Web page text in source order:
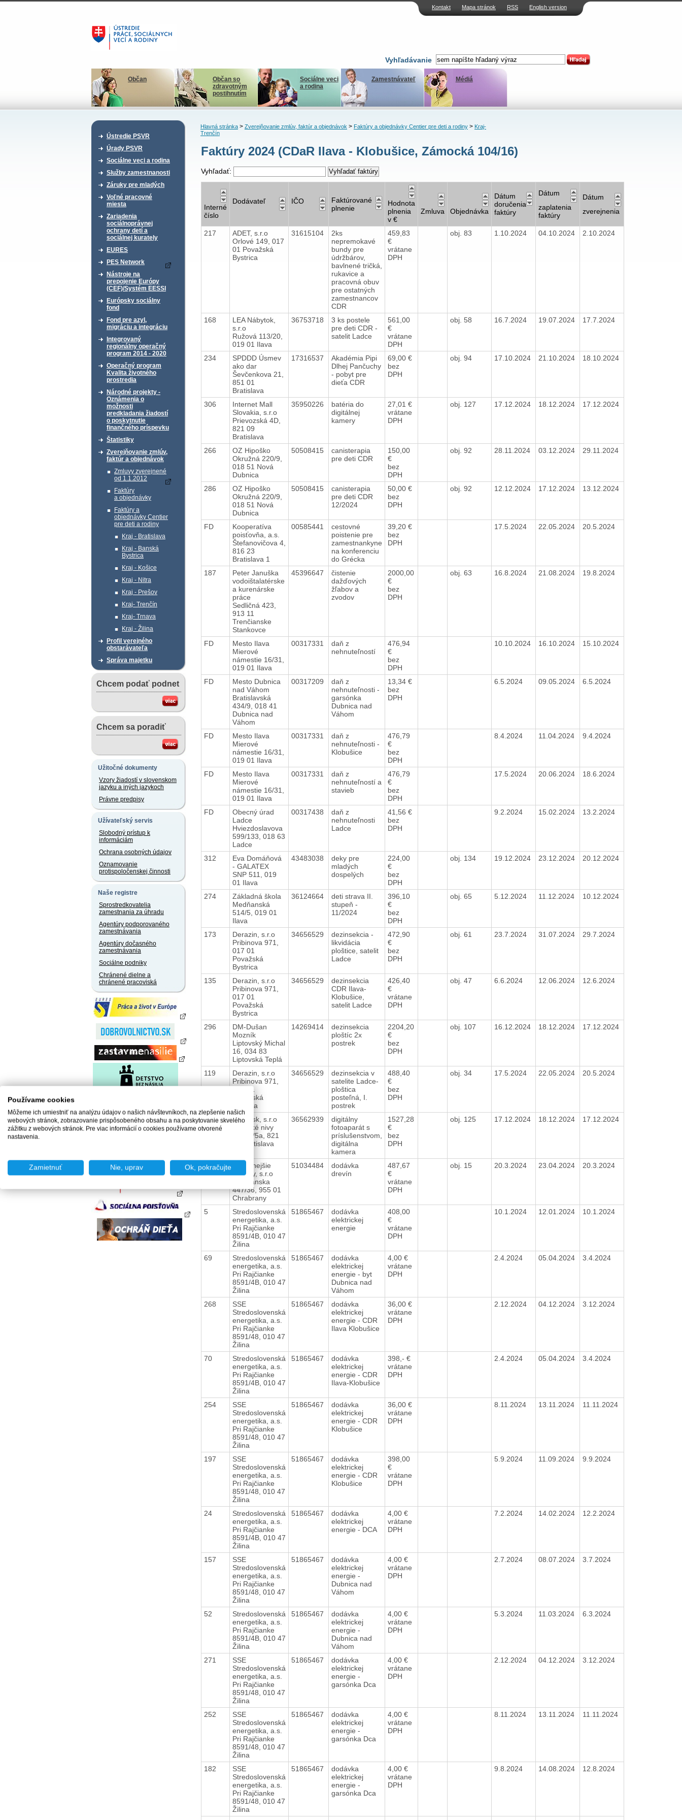
Kontakt Mapa stránok RSS English version
Vyhľadávanie
Občan
Občan so
zdravotným
postihnutím
Sociálne veci
a rodina
Zamestnávateľ Médiá
Ústredie PSVR
Úrady PSVR
Sociálne veci a rodina
Služby zamestnanosti
Záruky pre mladých
Voľné pracovné
miesta
Zariadenia
sociálnoprávnej
ochrany detí a
sociálnej kurately
EURES
PES Network
Nástroje na
prepojenie Európy
(CEF)/Systém EESSI
Európsky sociálny
fond
Fond pre azyl,
migráciu a integráciu
Integrovaný
regionálny operačný
program 2014 - 2020
Operačný program
Kvalita životného
prostredia
Národné projekty -
Oznámenia o
možnosti
predkladania žiadostí
o poskytnutie
finančného príspevku
Štatistiky
Zverejňovanie zmlúv,
faktúr a objednávok
Zmluvy zverejnené
od 1.1.2012
Faktúry
a objednávky
Faktúry a
objednávky Centier
pre deti a rodiny
Kraj - Bratislava
Kraj - Banská
Bystrica
Kraj - Košice
Kraj - Nitra
Kraj - Prešov
Kraj- Trenčín
Kraj- Trnava
Kraj - Žilina
Profil verejného
obstarávateľa
Správa majetku
Chcem podať podnet
Chcem sa poradiť
Užitočné dokumenty
Vzory žiadostí v slovenskom
jazyku a iných jazykoch
Právne predpisy
Užívateľský servis
Slobodný prístup k
informáciám
Ochrana osobných údajov
Oznamovanie
protispoločenskej činnosti
Naše registre
Sprostredkovatelia
zamestnania za úhradu
Agentúry podporovaného
zamestnávania
Agentúry dočasného
zamestnávania
Sociálne podniky
Chránené dielne a
chránené pracoviská
Hlavná stránka> Zverejňovanie zmlúv, faktúr a objednávok> Faktúry a objednávky Centier pre deti a rodiny> Kraj-
Trenčín
Faktúry 2024 (CDaR Ilava - Klobušice, Zámocká 104/16)
Vyhľadať:
Interné
číslo
Dodávateľ IČO
Faktúrované
plnenie
Hodnota
plnenia
v €
Zmluva Objednávka
Dátum
doručenia
faktúry
Dátum
zaplatenia
faktúry
Dátum
zverejnenia
217
ADET, s.r.o
Orlové 149, 017
01 Považská
Bystrica
31615104
2ks
nepremokavé
bundy pre
údržbárov,
bavlnené tričká,
rukavice a
pracovná obuv
pre ostatných
zamestnancov
CDR
459,83
€
vrátane
DPH
obj. 83 1.10.2024 04.10.2024 2.10.2024
168
LEA Nábytok,
s.r.o
Ružová 113/20,
019 01 Ilava
36753718
3 ks postele
pre deti CDR -
satelit Ladce
561,00
€
vrátane
DPH
obj. 58 16.7.2024 19.07.2024 17.7.2024
234
SPDDD Úsmev
ako dar
Ševčenkova 21,
851 01
Bratislava
17316537
Akadémia Pipi
Dlhej Pančuchy
- pobyt pre
dieťa CDR
69,00 €
bez
DPH
obj. 94 17.10.2024 21.10.2024 18.10.2024
306
Internet Mall
Slovakia, s.r.o
Prievozská 4D,
821 09
Bratislava
35950226
batéria do
digitálnej
kamery
27,01 €
vrátane
DPH
obj. 127 17.12.2024 18.12.2024 17.12.2024
266
OZ Hipoško
Okružná 220/9,
018 51 Nová
Dubnica
50508415
canisterapia
pre deti CDR
150,00
€
bez
DPH
obj. 92 28.11.2024 03.12.2024 29.11.2024
286
OZ Hipoško
Okružná 220/9,
018 51 Nová
Dubnica
50508415
canisterapia
pre deti CDR
12/2024
50,00 €
bez
DPH
obj. 92 12.12.2024 17.12.2024 13.12.2024
FD
Kooperatíva
poisťovňa, a.s.
Štefanovičova 4,
816 23
Bratislava 1
00585441
cestovné
poistenie pre
zamestnankyne
na konferenciu
do Grécka
39,20 €
bez
DPH
17.5.2024 22.05.2024 20.5.2024
187
Peter Januška
vodoištalatérske
a kurenárske
práce
Sedličná 423,
913 11
Trenčianske
Stankovce
45396647
čistenie
dažďových
žľabov a
zvodov
2000,00
€
bez
DPH
obj. 63 16.8.2024 21.08.2024 19.8.2024
FD
Mesto Ilava
Mierové
námestie 16/31,
019 01 Ilava
00317331
daň z
nehnuteľností
476,94
€
bez
DPH
10.10.2024 16.10.2024 15.10.2024
FD
Mesto Dubnica
nad Váhom
Bratislavská
434/9, 018 41
Dubnica nad
Váhom
00317209
daň z
nehnuteľnosti -
garsónka
Dubnica nad
Váhom
13,34 €
bez
DPH
6.5.2024 09.05.2024 6.5.2024
FD
Mesto Ilava
Mierové
námestie 16/31,
019 01 Ilava
00317331
daň z
nehnuteľnosti -
Klobušice
476,79
€
bez
DPH
8.4.2024 11.04.2024 9.4.2024
FD
Mesto Ilava
Mierové
námestie 16/31,
019 01 Ilava
00317331
daň z
nehnuteľností a
stavieb
476,79
€
bez
DPH
17.5.2024 20.06.2024 18.6.2024
FD
Obecný úrad
Ladce
Hviezdoslavova
599/133, 018 63
Ladce
00317438
daň z
nehnuteľnosti
Ladce
41,56 €
bez
DPH
9.2.2024 15.02.2024 13.2.2024
312
Eva Domáňová
- GALATEX
SNP 511, 019
01 Ilava
43483038
deky pre
mladých
dospelých
224,00
€
bez
DPH
obj. 134 19.12.2024 23.12.2024 20.12.2024
274
Základná škola
Medňanská
514/5, 019 01
Ilava
36124664
deti strava II.
stupeň -
11/2024
396,10
€
bez
DPH
obj. 65 5.12.2024 11.12.2024 10.12.2024
173
Derazin, s.r.o
Pribinova 971,
017 01
Považská
Bystrica
34656529
dezinsekcia -
likvidácia
ploštice, satelit
Ladce
472,90
€
bez
DPH
obj. 61 23.7.2024 31.07.2024 29.7.2024
135
Derazin, s.r.o
Pribinova 971,
017 01
Považská
Bystrica
34656529
dezinsekcia
CDR Ilava-
Klobušice,
satelit Ladce
426,40
€
vrátane
DPH
obj. 47 6.6.2024 12.06.2024 12.6.2024
296
DM-Dušan
Mozník
Liptovský Michal
16, 034 83
Liptovská Teplá
14269414
dezinsekcia
ploštíc 2x
postrek
2204,20
€
bez
DPH
obj. 107 16.12.2024 18.12.2024 17.12.2024
119
Derazin, s.r.o
Pribinova 971,
Považská
Bystrica
34656529
dezinsekcia v
satelite Ladce-
ploštica
posteľná, I.
postrek
488,40
€
bez
DPH
obj. 34 17.5.2024 22.05.2024 20.5.2024
304
ALZA.sk, s.r.o
Mlynské nivy
19034/5a, 821
09 Bratislava
36562939
digitálny
fotoaparát s
príslušenstvom,
digitálna
kamera
1527,28
€
bez
DPH
obj. 125 17.12.2024 18.12.2024 17.12.2024
64
Najlacnejšie
dreviny, s.r.o
Partizánska
447/36, 955 01
Chrabrany
51034484
dodávka
drevín
487,67
€
vrátane
DPH
obj. 15 20.3.2024 23.04.2024 20.3.2024
5
Stredoslovenská
energetika, a.s.
Pri Rajčianke
8591/4B, 010 47
Žilina
51865467
dodávka
elektrickej
energie
408,00
€
vrátane
DPH
10.1.2024 12.01.2024 10.1.2024
69
Stredoslovenská
energetika, a.s.
Pri Rajčianke
8591/4B, 010 47
Žilina
51865467
dodávka
elektrickej
energie - byt
Dubnica nad
Váhom
4,00 €
vrátane
DPH
2.4.2024 05.04.2024 3.4.2024
268
SSE
Stredoslovenská
energetika, a.s.
Pri Rajčianke
8591/48, 010 47
Žilina
51865467
dodávka
elektrickej
energie - CDR
Ilava Klobušice
36,00 €
vrátane
DPH
2.12.2024 04.12.2024 3.12.2024
70
Stredoslovenská
energetika, a.s.
Pri Rajčianke
8591/4B, 010 47
Žilina
51865467
dodávka
elektrickej
energie - CDR
Ilava-Klobušice
398,- €
vrátane
DPH
2.4.2024 05.04.2024 3.4.2024
254
SSE
Stredoslovenská
energetika, a.s.
Pri Rajčianke
8591/48, 010 47
Žilina
51865467
dodávka
elektrickej
energie - CDR
Klobušice
36,00 €
vrátane
DPH
8.11.2024 13.11.2024 11.11.2024
197
SSE
Stredoslovenská
energetika, a.s.
Pri Rajčianke
8591/48, 010 47
Žilina
51865467
dodávka
elektrickej
energie - CDR
Klobušice
398,00
€
vrátane
DPH
5.9.2024 11.09.2024 9.9.2024
24
Stredoslovenská
energetika, a.s.
Pri Rajčianke
8591/4B, 010 47
Žilina
51865467
dodávka
elektrickej
energie - DCA
4,00 €
vrátane
DPH
7.2.2024 14.02.2024 12.2.2024
157
SSE
Stredoslovenská
energetika, a.s.
Pri Rajčianke
8591/48, 010 47
Žilina
51865467
dodávka
elektrickej
energie -
Dubnica nad
Váhom
4,00 €
vrátane
DPH
2.7.2024 08.07.2024 3.7.2024
52
Stredoslovenská
energetika, a.s.
Pri Rajčianke
8591/4B, 010 47
Žilina
51865467
dodávka
elektrickej
energie -
Dubnica nad
Váhom
4,00 €
vrátane
DPH
5.3.2024 11.03.2024 6.3.2024
271
SSE
Stredoslovenská
energetika, a.s.
Pri Rajčianke
8591/48, 010 47
Žilina
51865467
dodávka
elektrickej
energie -
garsónka Dca
4,00 €
vrátane
DPH
2.12.2024 04.12.2024 3.12.2024
252
SSE
Stredoslovenská
energetika, a.s.
Pri Rajčianke
8591/48, 010 47
Žilina
51865467
dodávka
elektrickej
energie -
garsónka Dca
4,00 €
vrátane
DPH
8.11.2024 13.11.2024 11.11.2024
182
SSE
Stredoslovenská
energetika, a.s.
Pri Rajčianke
8591/48, 010 47
Žilina
51865467
dodávka
elektrickej
energie -
garsónka Dca
4,00 €
vrátane
DPH
9.8.2024 14.08.2024 12.8.2024
Používame cookies
Môžeme ich umiestniť na analýzu údajov o našich návštevníkoch, na zlepšenie našich
webových stránok, zobrazovanie prispôsobeného obsahu a na poskytovanie skvelého
zážitku z webových stránok. Pre viac informácií o cookies používame otvorené
nastavenia.
Zamietnuť Nie, uprav Ok, pokračujte